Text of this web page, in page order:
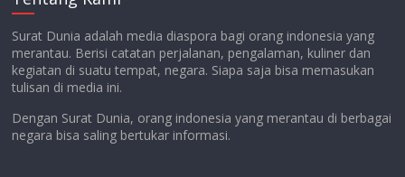
Surat Dunia adalah media diaspora bagi orang indonesia yang
merantau. Berisi catatan perjalanan, pengalaman, kuliner dan
kegiatan di suatu tempat, negara. Siapa saja bisa memasukan
tulisan di media ini.
Dengan Surat Dunia, orang indonesia yang merantau di berbagai
negara bisa saling bertukar informasi.